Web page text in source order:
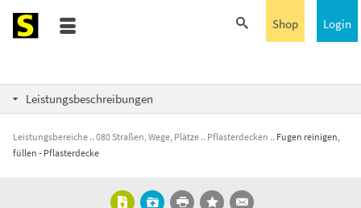
Login
Shop
Leistungsbeschreibungen
Leistungsbereiche 080 Straßen, Wege, Plätze Pflasterdecken
Fugen reinigen,
füllen - Pflasterdecke